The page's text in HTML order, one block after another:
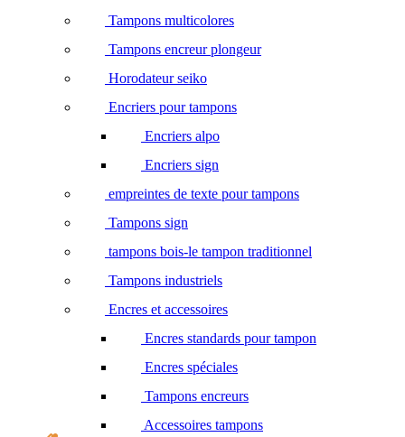
Tampons multicolores
Tampons encreur plongeur
Horodateur seiko
Encriers pour tampons
Encriers alpo
Encriers sign
empreintes de texte pour tampons
Tampons sign
tampons bois-le tampon traditionnel
Tampons industriels
Encres et accessoires
Encres standards pour tampon
Encres spéciales
Tampons encreurs
Accessoires tampons